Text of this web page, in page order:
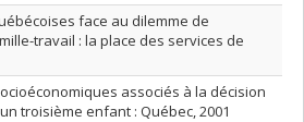
face au dilemme de
travail : la place des services de
associés à la décision
troisième enfant : Québec, 2001